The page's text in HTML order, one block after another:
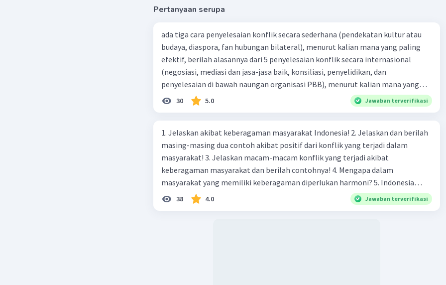
Iklan
Pertanyaan serupa
ada tiga cara penyelesaian konflik secara sederhana (pendekatan kultur atau
budaya, diaspora, fan hubungan bilateral), menurut kalian mana yang paling
efektif, berilah alasannya dari 5 penyelesaian konflik secara internasional
(negosiasi, mediasi dan jasa-jasa baik, konsiliasi, penyelidikan, dan
penyelesaian di bawah naungan organisasi PBB), menurut kalian mana yang
paling efektif, berilah alasannya
30 5.0 Jawaban terverifikasi
1. Jelaskan akibat keberagaman masyarakat Indonesia! 2. Jelaskan dan berilah
masing-masing dua contoh akibat positif dari konflik yang terjadi dalam
masyarakat! 3. Jelaskan macam-macam konflik yang terjadi akibat
keberagaman masyarakat dan berilah contohnya! 4. Mengapa dalam
masyarakat yang memiliki keberagaman diperlukan harmoni? 5. Indonesia
merupakan negara yang kaya akan keberagaman baik dilihat dari agama, suku,
ras, bahasa, dan budaya. Berdasarkan pernyataan tersebut, apa yang dapat
38 4.0 Jawaban terverifikasi